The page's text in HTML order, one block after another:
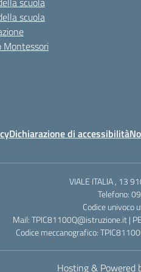
scuola
Montessori
Dichiarazione di accessibilità
VIALE ITALIA , 13
Telefono:
Codice univoco
Mail: TPIC81100Q@istruzione.it |
Codice meccanografico:
Hosting & Powered